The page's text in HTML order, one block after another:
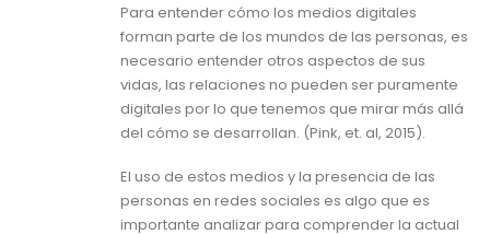
Para entender cómo los medios digitales
forman parte de los mundos de las personas, es
necesario entender otros aspectos de sus
vidas, las relaciones no pueden ser puramente
digitales por lo que tenemos que mirar más allá
del cómo se desarrollan. (Pink, et. al, 2015).
El uso de estos medios y la presencia de las
personas en redes sociales es algo que es
importante analizar para comprender la actual